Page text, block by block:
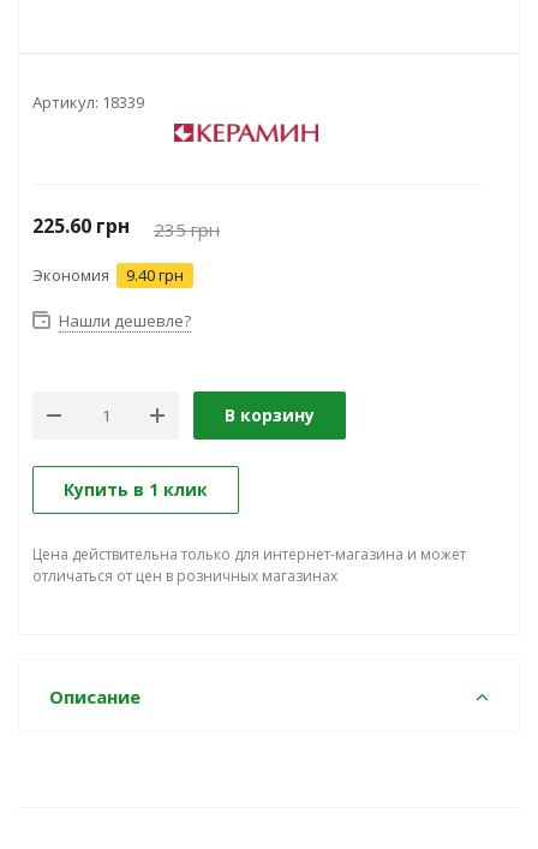
Артикул: 18339
225.60 грн 235грн
Экономия 9.40 грн
Нашли дешевле?
В корзину
Купить в 1 клик
Цена действительна только для интернет-магазина и может
отличаться от цен в розничных магазинах
Описание